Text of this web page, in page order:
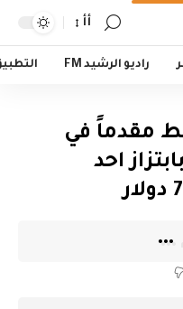
أأ
راديو الرشيد FM
مقدماً في
احد